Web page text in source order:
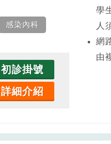
感染內科
初診掛號
詳細介紹
學
人
網
由